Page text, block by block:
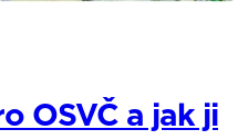
OSVČ a jak ji